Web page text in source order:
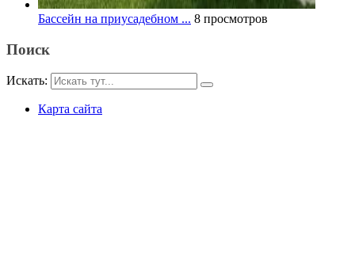
Бассейн на приусадебном ... 8 просмотров
Поиск
Искать:
Карта сайта